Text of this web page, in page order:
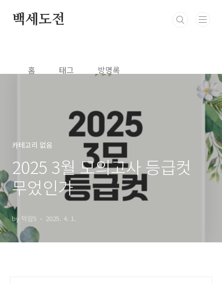
백세도전
홈 태그 방명록
카테고리 없음
2025 3월 모의고사 등급컷
무었인가
by 덕암5 2025. 4. 1.